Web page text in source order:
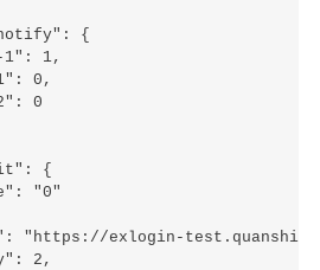
{
1,
0,
0
{
"0"
"https://exlogin-
2,